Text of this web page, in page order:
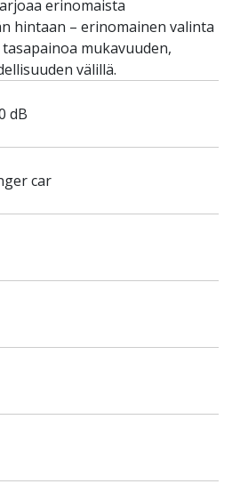
erinomaista
hintaan – erinomainen valinta
mukavuuden,
välillä.
dB
car